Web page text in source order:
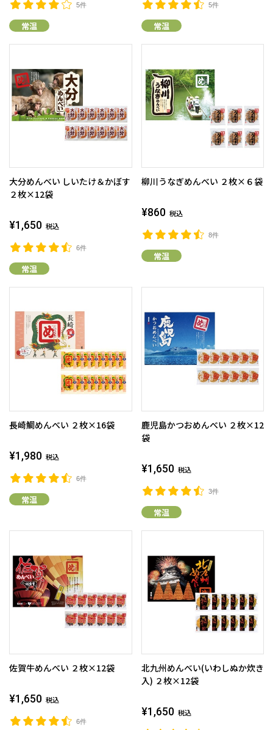
5件
常温
5件
常温
大分めんべい しいたけ＆かぼす
２枚×12袋
6件
¥1,650 税込
常温
柳川うなぎめんべい ２枚×６袋
8件
¥860 税込
常温
長崎鯛めんべい ２枚×16袋
6件
¥1,980 税込
常温
鹿児島かつおめんべい ２枚×12
袋
3件
¥1,650 税込
常温
佐賀牛めんべい ２枚×12袋
6件
¥1,650 税込
北九州めんべい(いわしぬか炊き
入) ２枚×12袋
¥1,650 税込